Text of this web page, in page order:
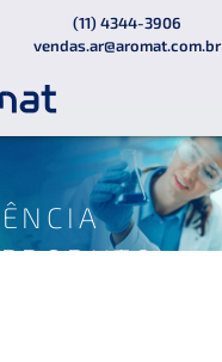
(11) 4344-3906
vendas.ar@aromat.com.br